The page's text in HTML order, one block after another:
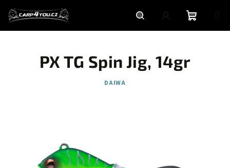
obsah
HledatPřihlášeníNákupní
PX TG Spin Jig, 14gr
DAIWA